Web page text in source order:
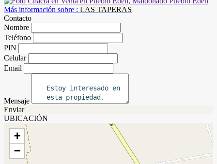
Más información sobre : LAS TAPERAS
Contacto
Nombre
Teléfono
PIN
Celular
Email
Mensaje
Enviar
UBICACIÓN
+
−